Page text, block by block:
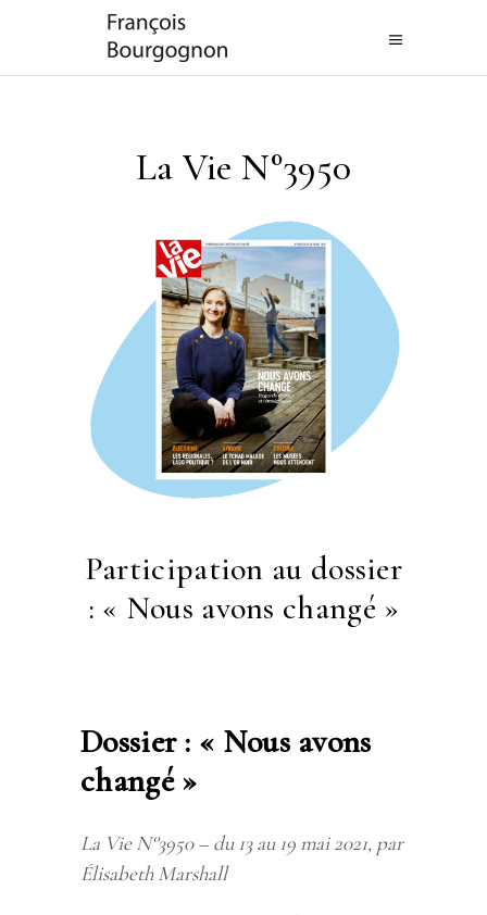
La Vie N°3950
Participation au dossier
: « Nous avons changé »
Dossier : « Nous avons
changé »
La Vie N°3950 – du 13 au 19 mai 2021, par
Élisabeth Marshall